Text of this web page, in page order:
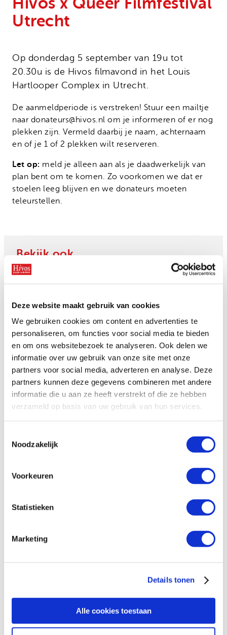
Deze website maakt gebruik van cookies
We gebruiken cookies om content en advertenties te
personaliseren, om functies voor social media te bieden
en om ons websitebezoek te analyseren. Ook delen we
informatie over uw gebruik van onze site met onze
partners voor social media, adverteren en analyse. Deze
partners kunnen deze gegevens combineren met andere
informatie die u aan ze heeft verstrekt of die ze hebben
verzameld op basis van uw gebruik van hun services.
Noodzakelijk
Voorkeuren
Statistieken
Marketing
Details tonen
Alle cookies toestaan
Utrecht
Op donderdag 5 september van 19u tot
20.30u is de Hivos filmavond in het Louis
Hartlooper Complex in Utrecht.
De aanmeldperiode is verstreken! Stuur een mailtje
naar donateurs@hivos.nl om je informeren of er nog
plekken zijn. Vermeld daarbij je naam, achternaam
en of je 1 of 2 plekken wilt reserveren.
Let op: meld je alleen aan als je daadwerkelijk van
plan bent om te komen. Zo voorkomen we dat er
stoelen leeg blijven en we donateurs moeten
teleurstellen.
Bekijk ook
Hoe een jonge ondernemer
rechten is belangrijker dan
ooit
Nieuwe mogelijkheden voor
vrouwen in Zimbabwe
Schrijf je in en ontvang iedere maand verhalen van
Noodfonds voor activisten
Onze successen
Jaarverslag
Contact